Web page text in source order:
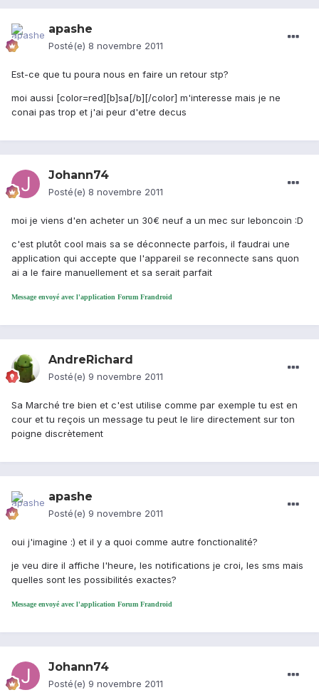
apashe
Posté(e) 8 novembre 2011
Est-ce que tu poura nous en faire un retour stp?
moi aussi [color=red][b]sa[/b][/color] m'interesse mais je ne
conai pas trop et j'ai peur d'etre decus
Johann74
Posté(e) 8 novembre 2011
moi je viens d'en acheter un 30€ neuf a un mec sur leboncoin :D
c'est plutôt cool mais sa se déconnecte parfois, il faudrai une
application qui accepte que l'appareil se reconnecte sans quon
ai a le faire manuellement et sa serait parfait
Message envoyé avec l'application Forum Frandroid
AndreRichard
Posté(e) 9 novembre 2011
Sa Marché tre bien et c'est utilise comme par exemple tu est en
cour et tu reçois un message tu peut le lire directement sur ton
poigne discrètement
apashe
Posté(e) 9 novembre 2011
oui j'imagine :) et il y a quoi comme autre fonctionalité?
je veu dire il affiche l'heure, les notifications je croi, les sms mais
quelles sont les possibilités exactes?
Message envoyé avec l'application Forum Frandroid
Johann74
Posté(e) 9 novembre 2011